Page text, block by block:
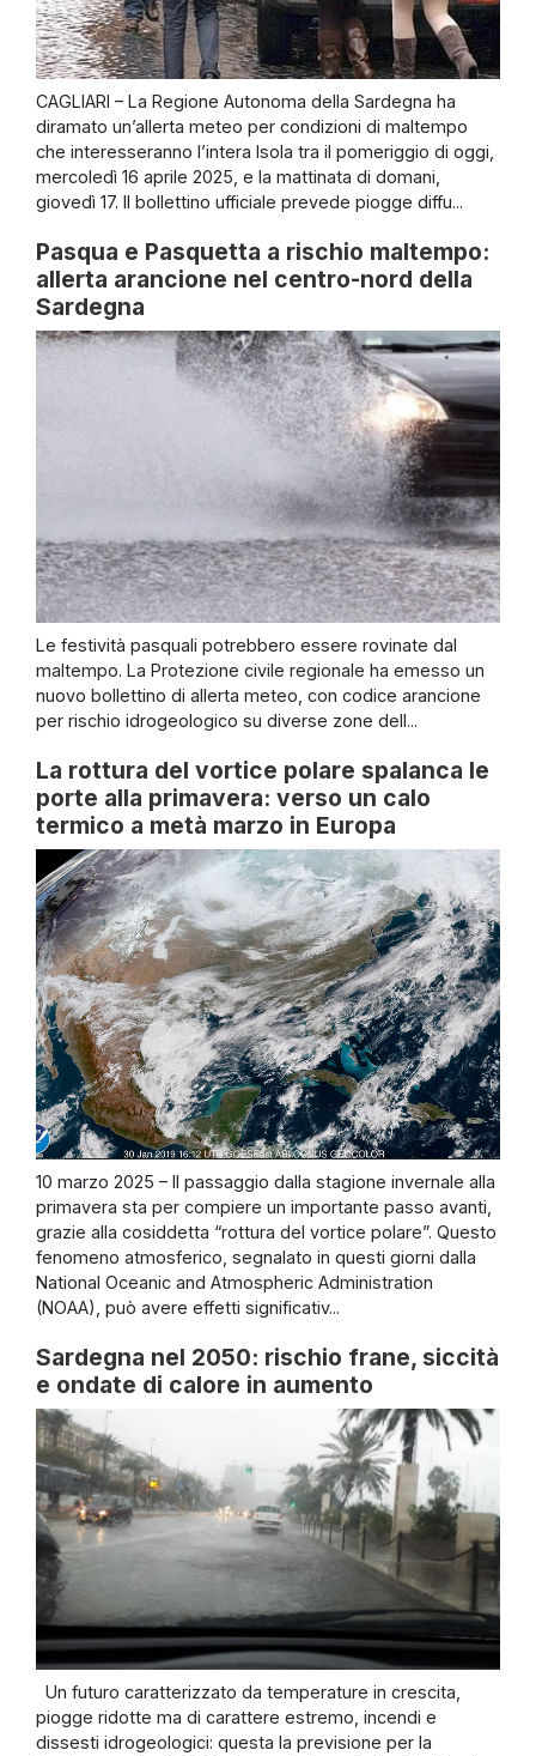
CAGLIARI – La Regione Autonoma della Sardegna ha
diramato un’allerta meteo per condizioni di maltempo
che interesseranno l’intera Isola tra il pomeriggio di oggi,
mercoledì 16 aprile 2025, e la mattinata di domani,
giovedì 17. Il bollettino ufficiale prevede piogge diffu...
Pasqua e Pasquetta a rischio maltempo:
allerta arancione nel centro-nord della
Sardegna
Le festività pasquali potrebbero essere rovinate dal
maltempo. La Protezione civile regionale ha emesso un
nuovo bollettino di allerta meteo, con codice arancione
per rischio idrogeologico su diverse zone dell...
La rottura del vortice polare spalanca le
porte alla primavera: verso un calo
termico a metà marzo in Europa
10 marzo 2025 – Il passaggio dalla stagione invernale alla
primavera sta per compiere un importante passo avanti,
grazie alla cosiddetta “rottura del vortice polare”. Questo
fenomeno atmosferico, segnalato in questi giorni dalla
National Oceanic and Atmospheric Administration
(NOAA), può avere effetti significativ...
Sardegna nel 2050: rischio frane, siccità
e ondate di calore in aumento
Un futuro caratterizzato da temperature in crescita,
piogge ridotte ma di carattere estremo, incendi e
dissesti idrogeologici: questa la previsione per la